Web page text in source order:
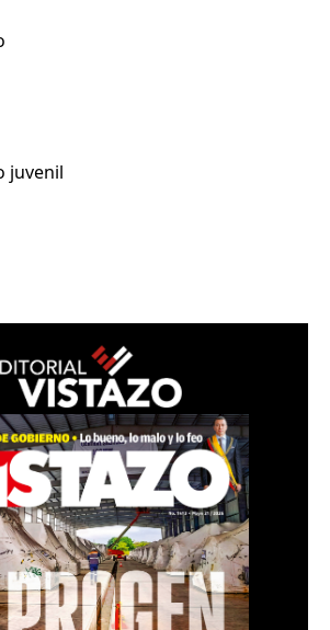
juvenil